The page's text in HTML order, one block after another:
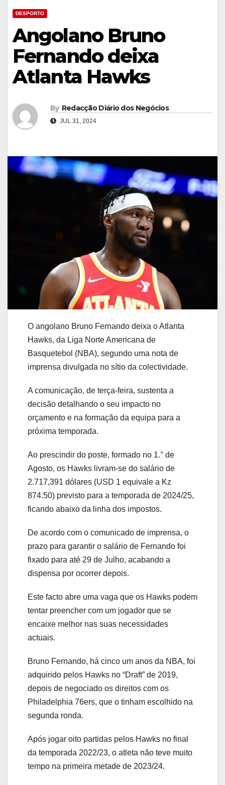
DESPORTO
Angolano Bruno
Fernando deixa
Atlanta Hawks
By Redacção Diário dos Negócios
JUL 31, 2024
O angolano Bruno Fernando deixa o Atlanta
Hawks, da Liga Norte Americana de
Basquetebol (NBA), segundo uma nota de
imprensa divulgada no sítio da colectividade.
A comunicação, de terça-feira, sustenta a
decisão detalhando o seu impacto no
orçamento e na formação da equipa para a
próxima temporada.
Ao prescindir do poste, formado no 1.° de
Agosto, os Hawks livram-se do salário de
2.717,391 dólares (USD 1 equivale a Kz
874.50) previsto para a temporada de 2024/25,
ficando abaixo da linha dos impostos.
De acordo com o comunicado de imprensa, o
prazo para garantir o salário de Fernando foi
fixado para até 29 de Julho, acabando a
dispensa por ocorrer depois.
Este facto abre uma vaga que os Hawks podem
tentar preencher com um jogador que se
encaixe melhor nas suas necessidades
actuais.
Bruno Fernando, há cinco um anos da NBA, foi
adquirido pelos Hawks no “Draft” de 2019,
depois de negociado os direitos com os
Philadelphia 76ers, que o tinham escolhido na
segunda ronda.
Após jogar oito partidas pelos Hawks no final
da temporada 2022/23, o atleta não teve muito
tempo na primeira metade de 2023/24.